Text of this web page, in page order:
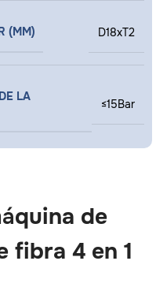
(MM) D18xT2
LA
≤15Bar
de
fibra 4 en 1